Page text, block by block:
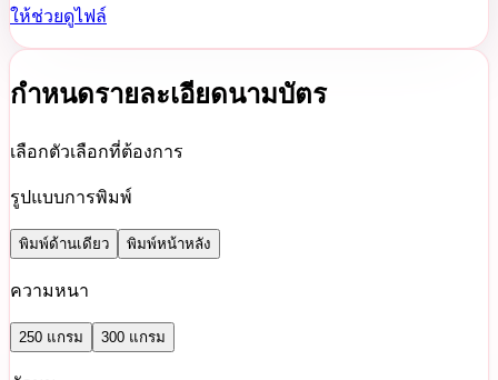
ให้ช่วยดูไฟล์
กำหนดรายละเอียดนามบัตร
เลือกตัวเลือกที่ต้องการ
รูปแบบการพิมพ์
พิมพ์ด้านเดียว พิมพ์หน้าหลัง
ความหนา
250 แกรม 300 แกรม